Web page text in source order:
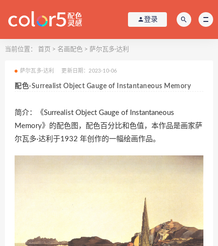
登录
当前位置： 首页 > 名画配色 > 萨尔瓦多·达利
萨尔瓦多·达利 更新日期：2023-10-06
配色-Surrealist Object Gauge of Instantaneous Memory
简介：《Surrealist Object Gauge of Instantaneous
Memory》的配色图，配色百分比和色值，本作品是画家萨
尔瓦多·达利于1932 年创作的一幅绘画作品。